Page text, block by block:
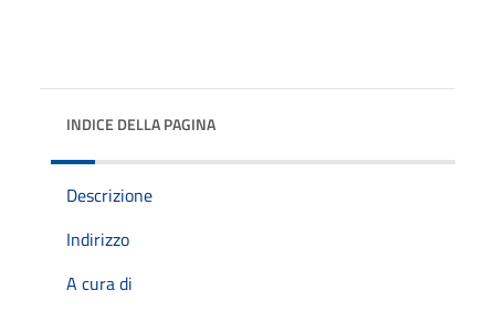
INDICE DELLA PAGINA
Descrizione
Indirizzo
A cura di